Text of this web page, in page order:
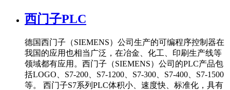
西门子PLC
德国西门子（SIEMENS）公司生产的可编程序控制器在
我国的应用也相当广泛，在冶金、化工、印刷生产线等
领域都有应用。西门子（SIEMENS）公司的PLC产品包
括LOGO、S7-200、S7-1200、S7-300、S7-400、S7-1500
等。 西门子S7系列PLC体积小、速度快、标准化，具有